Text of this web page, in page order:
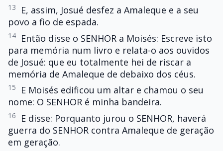
13
E, assim, Josué desfez a Amaleque e a seu
povo a fio de espada.
14
Então disse o SENHOR a Moisés: Escreve isto
para memória num livro e relata-o aos ouvidos
de Josué: que eu totalmente hei de riscar a
memória de Amaleque de debaixo dos céus.
15
E Moisés edificou um altar e chamou o seu
nome: O SENHOR é minha bandeira.
16
E disse: Porquanto jurou o SENHOR, haverá
guerra do SENHOR contra Amaleque de geração
em geração.